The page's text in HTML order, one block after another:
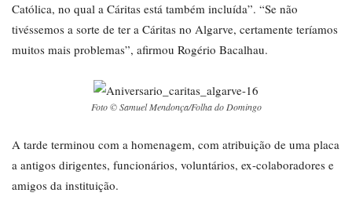
Católica, no qual a Cáritas está também incluída”. “Se não
tivéssemos a sorte de ter a Cáritas no Algarve, certamente teríamos
muitos mais problemas”, afirmou Rogério Bacalhau.
Foto © Samuel Mendonça/Folha do Domingo
A tarde terminou com a homenagem, com atribuição de uma placa
a antigos dirigentes, funcionários, voluntários, ex-colaboradores e
amigos da instituição.